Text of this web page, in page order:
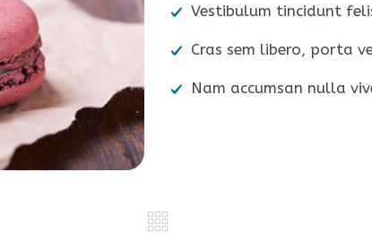
Vestibulum tincidunt
Cras sem libero, porta
Nam accumsan nulla